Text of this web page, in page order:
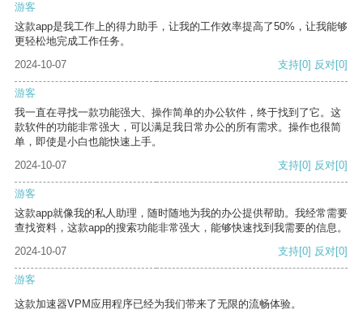
游客
这款app是我工作上的得力助手，让我的工作效率提高了50%，让我能够
更轻松地完成工作任务。
2024-10-07
支持[0] 反对[0]
游客
我一直在寻找一款功能强大、操作简单的办公软件，终于找到了它。这
款软件的功能非常强大，可以满足我日常办公的所有需求。操作也很简
单，即使是小白也能快速上手。
2024-10-07
支持[0] 反对[0]
游客
这款app就像我的私人助理，随时随地为我的办公提供帮助。我经常需要
查找资料，这款app的搜索功能非常强大，能够快速找到我需要的信息。
2024-10-07
支持[0] 反对[0]
游客
这款加速器VPM应用程序已经为我们带来了无限的流畅体验。